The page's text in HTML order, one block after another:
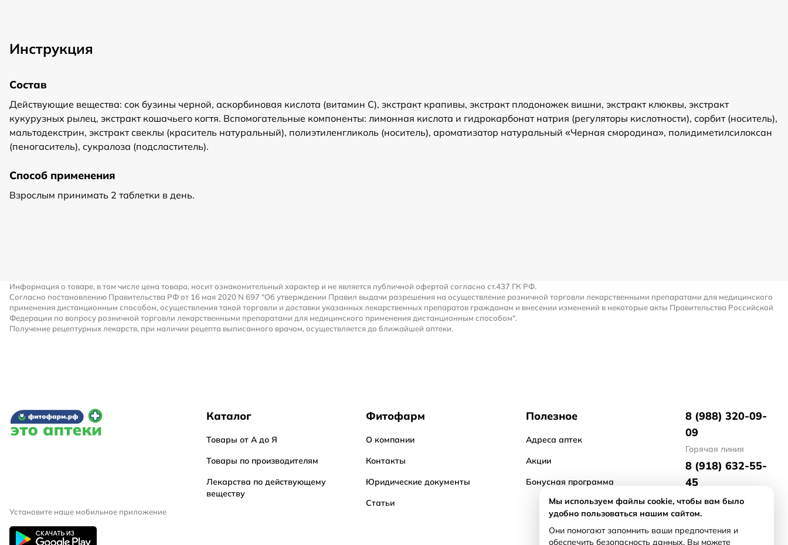
Инструкция
Состав
Действующие вещества: сок бузины черной, аскорбиновая кислота (витамин С), экстракт крапивы, экстракт плодоножек вишни, экстракт клюквы, экстракт
кукурузных рылец, экстракт кошачьего когтя. Вспомогательные компоненты: лимонная кислота и гидрокарбонат натрия (регуляторы кислотности), сорбит (носитель),
мальтодекстрин, экстракт свеклы (краситель натуральный), полиэтиленгликоль (носитель), ароматизатор натуральный «Черная смородина», полидиметилсилоксан
(пеногаситель), сукралоза (подсластитель).
Способ применения
Взрослым принимать 2 таблетки в день.
Информация о товаре, в том числе цена товара, носит ознакомительный характер и не является публичной офертой согласно ст.437 ГК РФ.
Согласно постановлению Правительства РФ от 16 мая 2020 N 697 "Об утверждении Правил выдачи разрешения на осуществление розничной торговли лекарственными препаратами для медицинского
применения дистанционным способом, осуществления такой торговли и доставки указанных лекарственных препаратов гражданам и внесении изменений в некоторые акты Правительства Российской
Федерации по вопросу розничной торговли лекарственными препаратами для медицинского применения дистанционным способом".
Получение рецептурных лекарств, при наличии рецепта выписанного врачом, осуществляется до ближайшей аптеки.
Установите наше мобильное приложение
Каталог
Товары от А до Я
Товары по производителям
Лекарства по действующему
веществу
Фитофарм
О компании
Контакты
Юридические документы
Статьи
Полезное
Адреса аптек
Акции
Бонусная программа
8 (988) 320-09-
09
Горячая линия
8 (918) 632-55-
45
отдел маркетинга
8 (918) 476-21-
71
Мы используем файлы cookie, чтобы вам было
удобно пользоваться нашим сайтом.
Они помогают запомнить ваши предпочтения и
обеспечить безопасность данных. Вы можете